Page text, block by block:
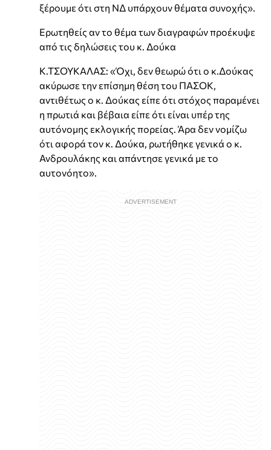
ξέρουμε ότι στη ΝΔ υπάρχουν θέματα συνοχής».
Ερωτηθείς αν το θέμα των διαγραφών προέκυψε
από τις δηλώσεις του κ. Δούκα
Κ.ΤΣΟΥΚΑΛΑΣ: «Όχι, δεν θεωρώ ότι ο κ.Δούκας
ακύρωσε την επίσημη θέση του ΠΑΣΟΚ,
αντιθέτως ο κ. Δούκας είπε ότι στόχος παραμένει
η πρωτιά και βέβαια είπε ότι είναι υπέρ της
αυτόνομης εκλογικής πορείας. Άρα δεν νομίζω
ότι αφορά τον κ. Δούκα, ρωτήθηκε γενικά ο κ.
Ανδρουλάκης και απάντησε γενικά με το
αυτονόητο».